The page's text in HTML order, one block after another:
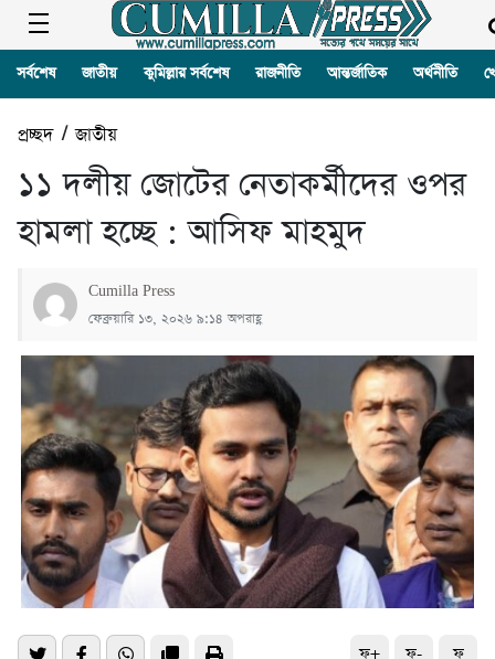
সর্বশেষ জাতীয় কুমিল্লার সর্বশেষ রাজনীতি আন্তর্জাতিক অর্থনীতি
প্রচ্ছদ/জাতীয়
১১ দলীয় জোটের নেতাকর্মীদের ওপর
হামলা হচ্ছে : আসিফ মাহমুদ
Cumilla Press
ফেব্রুয়ারি ১৩, ২০২৬ ৯:১৪ অপরাহ্ণ
ফ+ ফ- ফ